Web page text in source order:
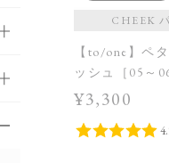
CHEEK
【to/one】ペ
ッシュ［05～06
¥3,300